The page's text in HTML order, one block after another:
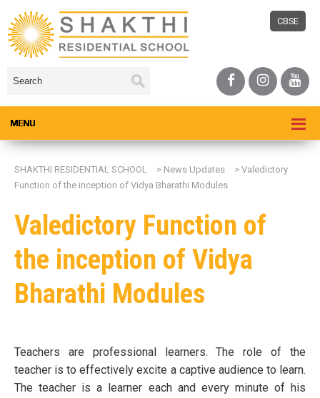
CBSE
SHAKTHI RESIDENTIAL SCHOOL > News Updates > Valedictory
Function of the inception of Vidya Bharathi Modules
Valedictory Function of
the inception of Vidya
Bharathi Modules
Teachers are professional learners. The role of the
teacher is to effectively excite a captive audience to learn.
The teacher is a learner each and every minute of his